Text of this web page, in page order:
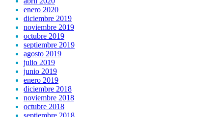
enero 2020
diciembre 2019
noviembre 2019
octubre 2019
septiembre 2019
agosto 2019
julio 2019
junio 2019
enero 2019
diciembre 2018
noviembre 2018
octubre 2018